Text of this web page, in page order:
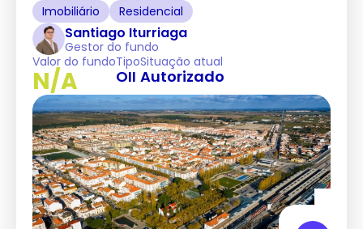
Imobiliário
Residencial
Santiago Iturriaga
Gestor do fundo
Valor do fundo
N/A
Tipo
OII
Situação atual
Autorizado